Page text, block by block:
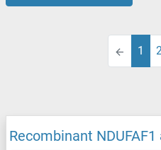
1
Recombinant